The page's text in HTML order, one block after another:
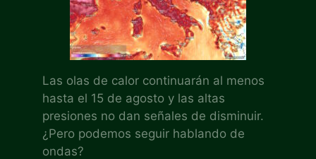
Las olas de calor continuarán al menos
hasta el 15 de agosto y las altas
presiones no dan señales de disminuir.
¿Pero podemos seguir hablando de
ondas?